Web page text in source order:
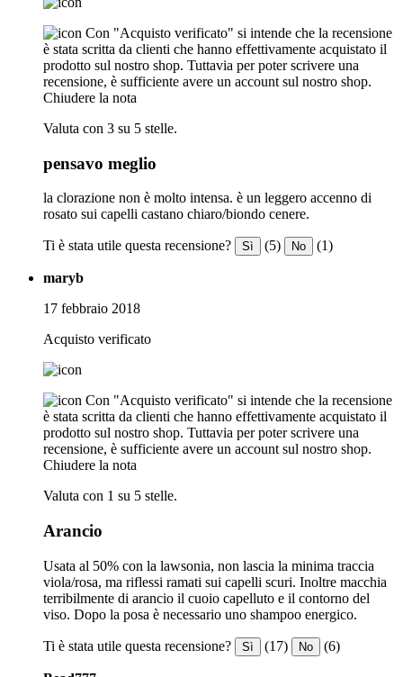
Con "Acquisto verificato" si intende che la recensione
è stata scritta da clienti che hanno effettivamente acquistato il
prodotto sul nostro shop. Tuttavia per poter scrivere una
recensione, è sufficiente avere un account sul nostro shop.
Chiudere la nota
Valuta con 3 su 5 stelle.
pensavo meglio
la clorazione non è molto intensa. è un leggero accenno di
rosato sui capelli castano chiaro/biondo cenere.
Ti è stata utile questa recensione? Sì (5) No (1)
maryb
17 febbraio 2018
Acquisto verificato
Con "Acquisto verificato" si intende che la recensione
è stata scritta da clienti che hanno effettivamente acquistato il
prodotto sul nostro shop. Tuttavia per poter scrivere una
recensione, è sufficiente avere un account sul nostro shop.
Chiudere la nota
Valuta con 1 su 5 stelle.
Arancio
Usata al 50% con la lawsonia, non lascia la minima traccia
viola/rosa, ma riflessi ramati sui capelli scuri. Inoltre macchia
terribilmente di arancio il cuoio capelluto e il contorno del
viso. Dopo la posa è necessario uno shampoo energico.
Ti è stata utile questa recensione? Sì (17) No (6)